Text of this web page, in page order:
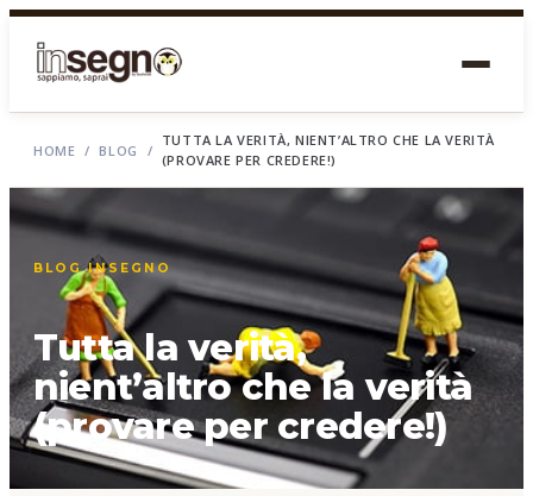
HOME / BLOG /
TUTTA LA VERITÀ, NIENT’ALTRO CHE LA VERITÀ
(PROVARE PER CREDERE!)
BLOG INSEGNO
Tutta la verità,
nient’altro che la verità
(provare per credere!)